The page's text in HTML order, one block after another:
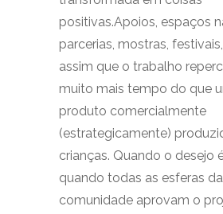
positivas.Apoios, espaços
parcerias, mostras,
assim que o trabalho
muito mais tempo do que
produto comercialmente
(estrategicamente)
crianças. Quando o desejo
quando todas as esferas da
comunidade aprovam o